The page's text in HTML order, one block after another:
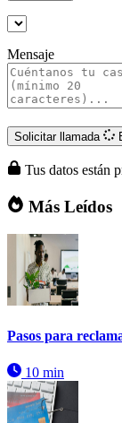
Mensaje
Solicitar llamada
Tus datos están
Más Leídos
Pasos para
10 min